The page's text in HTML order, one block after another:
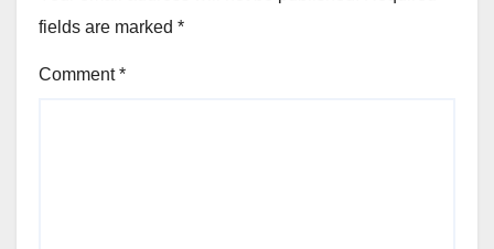
fields are marked *
Comment*